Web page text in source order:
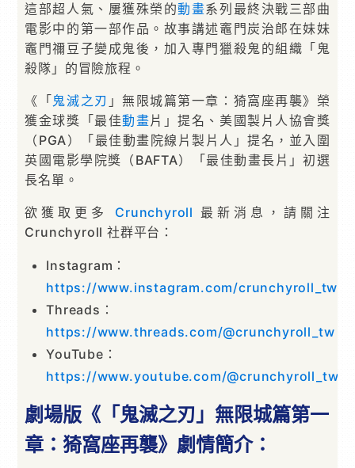
這部超人氣、屢獲殊榮的動畫系列最終決戰三部曲
電影中的第一部作品。故事講述竈門炭治郎在妹妹
竈門禰豆子變成鬼後，加入專門獵殺鬼的組織「鬼
殺隊」的冒險旅程。
《「 鬼滅之刃 」無限城篇第一章：猗窩座再襲》榮
獲金球獎「最佳動畫片」提名、美國製片人協會獎
（PGA）「最佳動畫院線片製片人」提名，並入圍
英國電影學院獎（BAFTA）「最佳動畫長片」初選
長名單。
欲獲取更多 Crunchyroll 最新消息，請關注
Crunchyroll 社群平台：
Instagram：
https://www.instagram.com/crunchyroll_tw/
Threads：
https://www.threads.com/@crunchyroll_tw
YouTube：
https://www.youtube.com/@crunchyroll_tw
劇場版《「鬼滅之刃」無限城篇第一
章：猗窩座再襲》劇情簡介：